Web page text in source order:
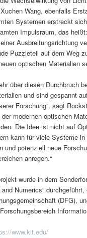
Wang, ebenfalls
Systemen erstreckt
Impulsraum, das
Ausbreitungsrichtung
Puzzleteil auf dem Weg
optischen Materialien
über diesen Durchbruch
und sind gespannt
Forschung“, sagt
modernen optischen
Die Idee ist nicht auf
kann für viele Systeme
und potenziell neue
anregen.“
wurde in dem
Numerics“
(DFG),
www.kit.edu/